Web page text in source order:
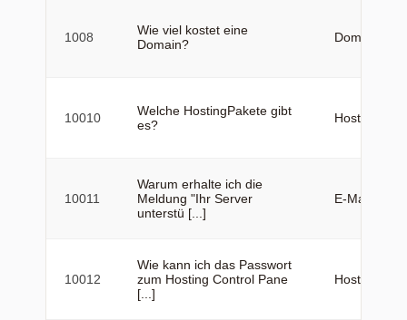
1008
Wie viel kostet eine
Domain?
Domains
10010
Welche HostingPakete gibt
es?
Hosting
10011
Warum erhalte ich die
Meldung "Ihr Server
unterstü [...]
E-Mail
10012
Wie kann ich das Passwort
zum Hosting Control Pane
[...]
Hosting